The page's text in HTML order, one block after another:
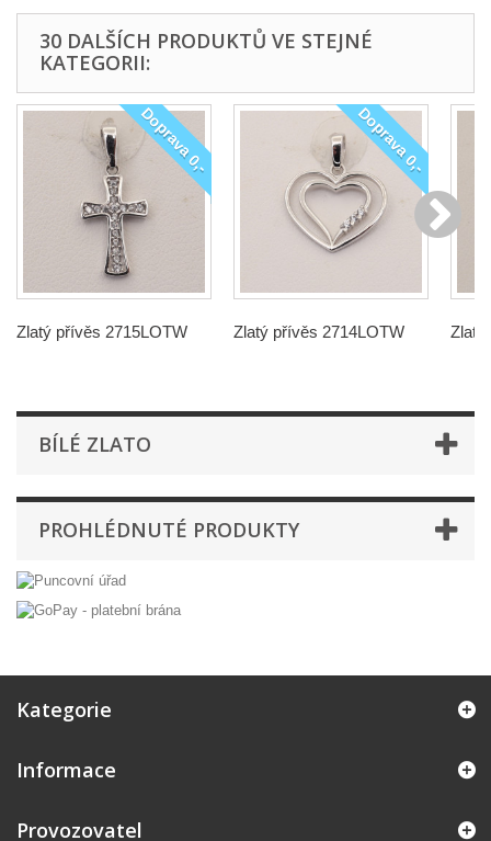
30 DALŠÍCH PRODUKTŮ VE STEJNÉ
KATEGORII:
Zlatý přívěs 2715LOTW
Doprava 0,-
Zlatý přívěs 2714LOTW
Doprava 0,-
Zlatý
BÍLÉ ZLATO
PROHLÉDNUTÉ PRODUKTY
Kategorie
Informace
Provozovatel